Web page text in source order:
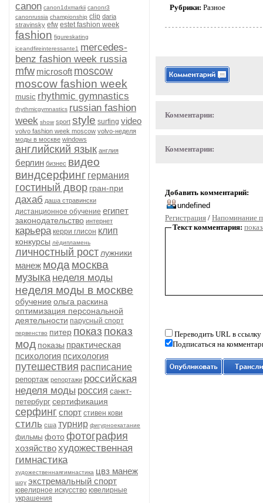
canon canon1dxmarkii canonr3
canonrussia championship clip daria
stravinsky efw estet fashion week
fashion figureskating
iceandfireinteressante1 mercedes-
benz fashion week russia
mfw microsoft moscow
moscow fashion week
music rhythmic gymnastics
rhythmicgymnastics russian fashion
week show sport style surfing video
volvo fashion week moscow volvo-неделя
моды в москве windows
английский язык англия
берлин бизнес видео
виндсерфинг германия
гостиный двор гран-при
дахаб даша стравински
дистанционное обучение египет
законодательство интернет
карьера керри глисон клип
конкурсы лёдипламень
личностный рост лужники
манеж мода москва
музыка неделя моды
неделя моды в москве
обучение ольга раскина
оптимизация персональной
деятельности парусный спорт
первенство питер показ показ
мод показы практическая
психология психология
путешествия расписание
репортаж репортажи российская
неделя моды россия санкт-
петербург сертификация
серфинг спорт стивен кови
стиль сша турнир фигурноекатание
фильмы фотофотография
хозяйствохудожественная
гимнастика
художественнаягимнастика цвз манеж
шоу экстремальный спорт
ювелирное искусство ювелирные
украшения
Рубрики: Разное
Комментарии:
Комментарии:
Добавить комментарий:
Регистрация / Напоминание
Текст комментария:
Переводить URL в ссылку
Подписаться на